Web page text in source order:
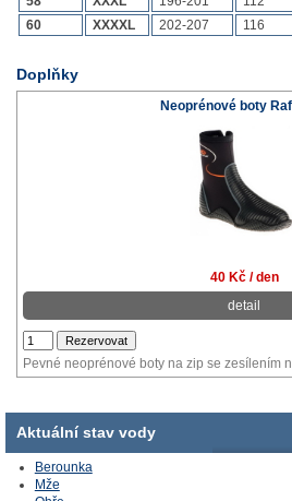
60
XXXXL 202-207 116
Doplňky
Neoprénové boty
40 Kč / den
detail
Pevné neoprénové boty na zip se zesílením
Aktuální stav vody
Berounka
Mže